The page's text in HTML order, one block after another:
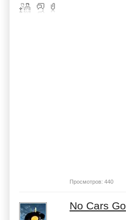
Просмотров: 440
No Cars Go